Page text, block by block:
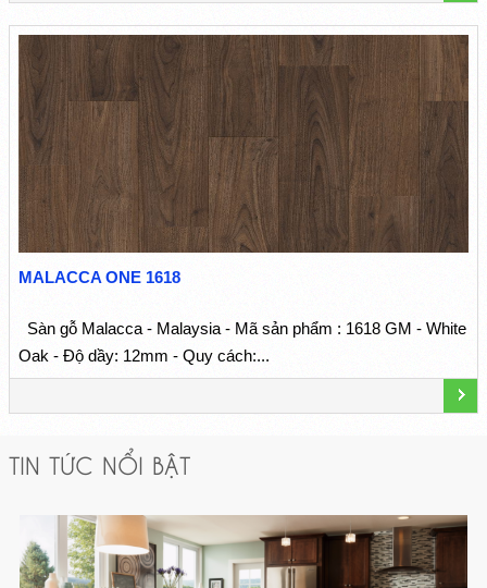
MALACCA ONE 1618
Sàn gỗ Malacca - Malaysia - Mã sản phẩm : 1618 GM - White
Oak - Độ dầy: 12mm - Quy cách:...
TIN TỨC NỔI BẬT